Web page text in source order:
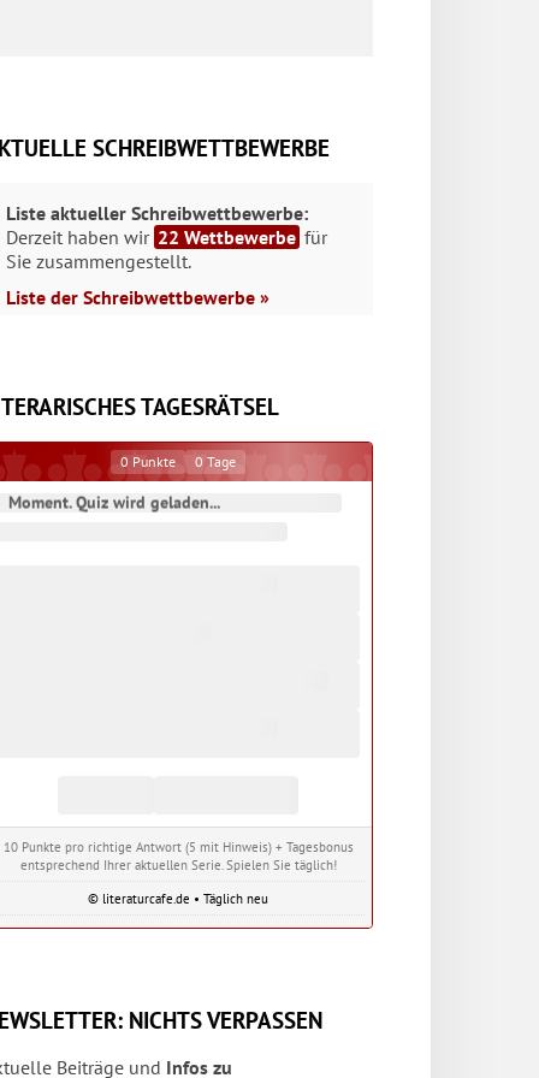
SCHREIBWETTBEWERBE
Liste aktueller Schreibwettbewerbe:
Derzeit haben wir 22 Wettbewerbe für
Sie zusammengestellt.
Liste der Schreibwettbewerbe »
TAGESRÄTSEL
0 Punkte 0 Tage
Moment. Quiz wird geladen...
10 Punkte pro richtige Antwort (5 mit Hinweis) + Tagesbonus
entsprechend Ihrer aktuellen Serie. Spielen Sie täglich!
© literaturcafe.de • Täglich neu
NICHTS VERPASSEN
Beiträge und Infos zu